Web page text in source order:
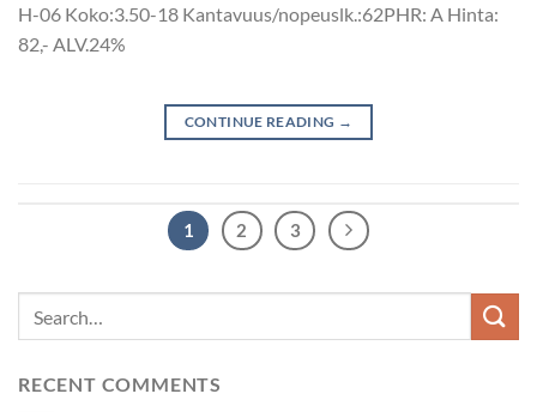
H-06 Koko:3.50-18 Kantavuus/nopeuslk.:62PHR: A Hinta:
82,- ALV.24%
CONTINUE READING →
1 2 3
RECENT COMMENTS